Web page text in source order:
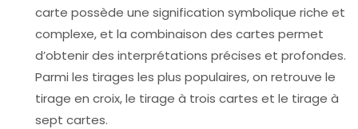
carte possède une signification symbolique riche et
complexe, et la combinaison des cartes permet
d’obtenir des interprétations précises et profondes.
Parmi les tirages les plus populaires, on retrouve le
tirage en croix, le tirage à trois cartes et le tirage à
sept cartes.